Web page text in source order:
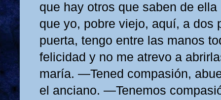
que hay otros que saben de
que yo, pobre viejo, aquí, a dos
puerta, tengo entre las manos
felicidad y no me atrevo a
maría. —Tened compasión,
el anciano. —Tenemos